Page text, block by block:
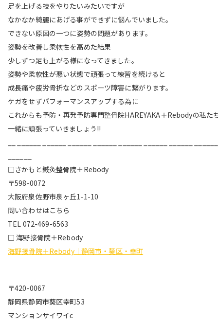
足を上げる技をやりたいみたいですが
なかなか綺麗にあげる事ができずに悩んでいました。
できない原因の一つに姿勢の問題があります。
姿勢を改善し柔軟性を高めた結果
少しずつ足も上がる様になってきました。
姿勢や柔軟性が悪い状態で頑張って練習を続けると
成長痛や疲労骨折などのスポーツ障害に繋がります。
ケガをせずパフォーマンスアップする為に
これからも予防・再発予防専門整骨院HAREYAKA＋Rebodyの私た
一緒に頑張っていきましょう!!
□さかもと鍼灸整骨院＋Rebody
〒598-0072
大阪府泉佐野市泉ヶ丘1-1-10
問い合わせはこちら
TEL 072-469-6563
□ 海野接骨院＋Rebody
海野接骨院＋Rebody｜静岡市・葵区・幸町
〒420-0067
静岡県静岡市葵区幸町53
マンションサイワイc